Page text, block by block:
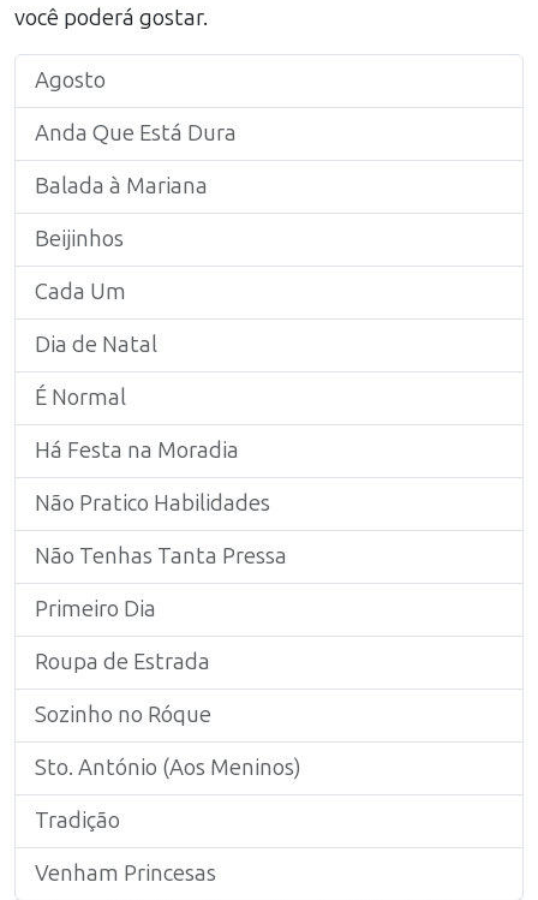
você poderá gostar.
Agosto
Anda Que Está Dura
Balada à Mariana
Beijinhos
Cada Um
Dia de Natal
É Normal
Há Festa na Moradia
Não Pratico Habilidades
Não Tenhas Tanta Pressa
Primeiro Dia
Roupa de Estrada
Sozinho no Róque
Sto. António (Aos Meninos)
Tradição
Venham Princesas